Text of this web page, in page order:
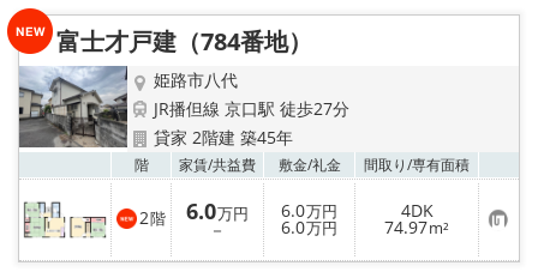
り
富士才戸建（784番地）
姫路市八代
JR播但線 京口駅 徒歩27分
貸家 2階建 築45年
階 家賃/共益費 敷金/礼金 間取り/専有面積
2階 6.0万円
－
6.0万円
6.0万円
4DK
74.97m² お
気
に